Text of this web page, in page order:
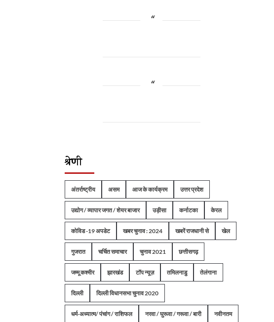
श्रेणी
अंतर्राष्ट्रीय असम आज के कार्यक्रम उत्तर प्रदेश
उद्योग / व्यापार जगत / शेयर बाजार उड़ीसा कर्नाटका केरल
कोविड -19 अपडेट खबर चुनाव : 2024 खबरें राजधानी से खेल
गुजरात चर्चित समाचार चुनाव 2021 छत्तीसगढ़
जम्मू कश्मीर झारखंड टॉप न्यूज़ तमिलनाडु तेलंगाना
दिल्ली दिल्ली विधानसभा चुनाव 2020
धर्म-अध्यात्म/ पंचांग / राशिफल नरवा / घुरूवा / गरूवा / बारी नवीनतम